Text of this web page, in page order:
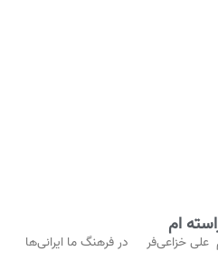
ام
علی خزاعی‌فر در فرهنگ ما ایرانی‌ها